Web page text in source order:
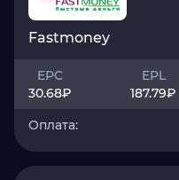
Fastmoney
EPC
30.68₽
EPL
187.79₽
Оплата: